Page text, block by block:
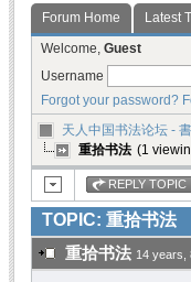
Forum Home Latest
Welcome, Guest
Username
Forgot your password?
天人中国书法论坛 -
重拾书法 (1
REPLY TOPIC
TOPIC: 重拾书法
重拾书法 14 years,